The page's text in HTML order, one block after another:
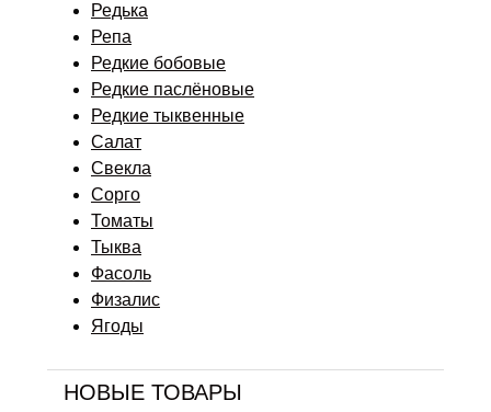
Редька
Репа
Редкие бобовые
Редкие паслёновые
Редкие тыквенные
Салат
Свекла
Сорго
Томаты
Тыква
Фасоль
Физалис
Ягоды
НОВЫЕ ТОВАРЫ